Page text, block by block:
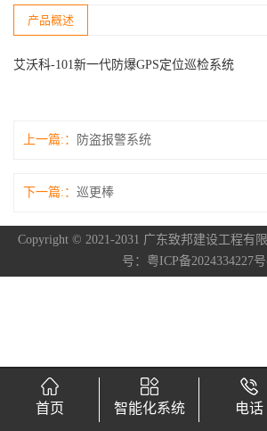
产品概述
艾沃科-101新一代防爆GPS定位巡检系统
上一篇: 防盗报警系统
下一篇: 巡更棒
Copyright © 2021-2031 广东致邦建设工程有
号：粤ICP备2024334227
首页 智能化系统 电话